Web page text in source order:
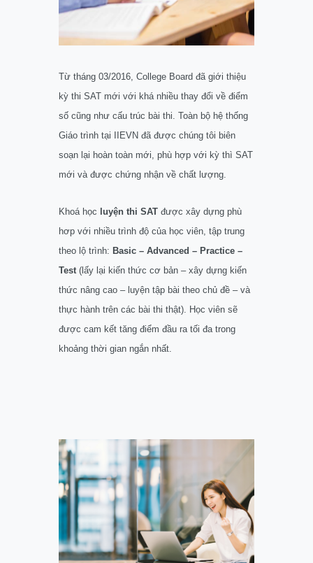
Từ tháng 03/2016, College Board đã giới thiệu
kỳ thi SAT mới với khá nhiều thay đổi về điểm
số cũng như cấu trúc bài thi. Toàn bộ hệ thống
Giáo trình tại IIEVN đã được chúng tôi biên
soạn lại hoàn toàn mới, phù hợp với kỳ thì SAT
mới và được chứng nhận về chất lượng.
Khoá học luyện thi SAT được xây dựng phù
hơp với nhiều trình độ của học viên, tập trung
theo lộ trình: Basic – Advanced – Practice –
Test(lấy lại kiến thức cơ bản – xây dựng kiến
thức nâng cao – luyện tập bài theo chủ đề – và
thực hành trên các bài thi thật). Học viên sẽ
được cam kết tăng điểm đầu ra tối đa trong
khoảng thời gian ngắn nhất.